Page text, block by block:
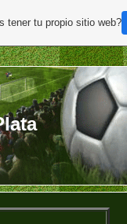
tener tu propio sitio web?